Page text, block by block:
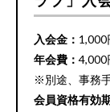
入会金： 1,000
年会費： 4,000
※別途、事務
会員資格有効